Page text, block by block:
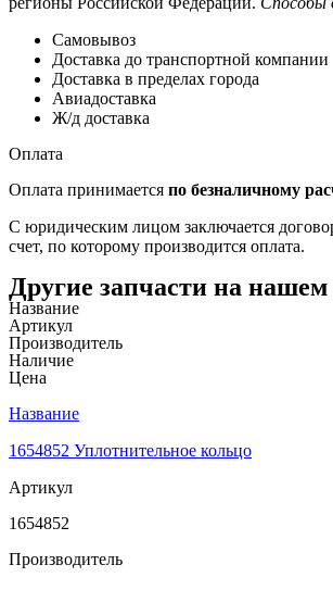
Самовывоз
Доставка до транспортной компании
Доставка в пределах города
Авиадоставка
Ж/д доставка
Оплата
Оплата принимается по безналичному
С юридическим лицом заключается
счет, по которому производится оплата.
Другие запчасти на нашем
Название
Артикул
Производитель
Наличие
Цена
Название
1654852 Уплотнительное кольцо
Артикул
1654852
Производитель